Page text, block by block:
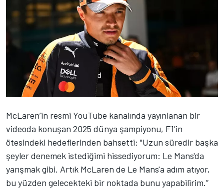
McLaren’in resmi YouTube kanalında yayınlanan bir
videoda konuşan 2025 dünya şampiyonu, F1’in
ötesindeki hedeflerinden bahsetti: "Uzun süredir başka
şeyler denemek istediğimi hissediyorum: Le Mans'da
yarışmak gibi. Artık McLaren de Le Mans'a adım atıyor,
bu yüzden gelecekteki bir noktada bunu yapabilirim.”